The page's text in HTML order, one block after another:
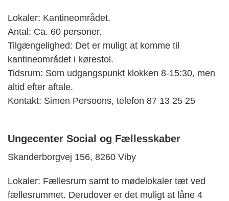
Lokaler: Kantineområdet.
Antal: Ca. 60 personer.
Tilgængelighed: Det er muligt at komme til
kantineområdet i kørestol.
Tidsrum: Som udgangspunkt klokken 8-15:30, men
altid efter aftale.
Kontakt: Simen Persoons, telefon 87 13 25 25
Ungecenter Social og Fællesskaber
Skanderborgvej 156, 8260 Viby
Lokaler: Fællesrum samt to mødelokaler tæt ved
fællesrummet. Derudover er det muligt at låne 4